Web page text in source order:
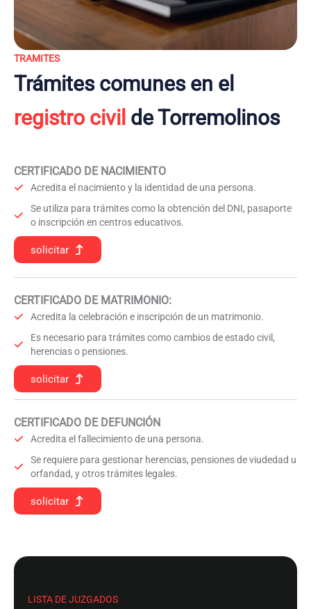
TRAMITES
Trámites comunes en el
registro civil de Torremolinos
CERTIFICADO DE NACIMIENTO
Acredita el nacimiento y la identidad de una persona.
Se utiliza para trámites como la obtención del DNI, pasaporte
o inscripción en centros educativos.
solicitar
CERTIFICADO DE MATRIMONIO:
Acredita la celebración e inscripción de un matrimonio.
Es necesario para trámites como cambios de estado civil,
herencias o pensiones.
solicitar
CERTIFICADO DE DEFUNCIÓN
Acredita el fallecimiento de una persona.
Se requiere para gestionar herencias, pensiones de viudedad u
orfandad, y otros trámites legales.
solicitar
LISTA DE JUZGADOS